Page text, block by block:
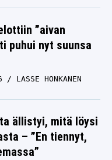
”aivan
puhui nyt suunsa
LASSE HONKANEN
ällistyi, mitä löysi
– ”En tiennyt,